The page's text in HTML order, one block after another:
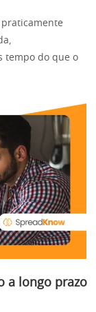
praticamente
tempo do que o
a longo prazo